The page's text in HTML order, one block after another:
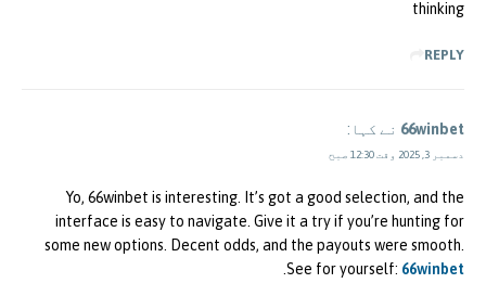
thinking
REPLY
66winbet نے کہا:
دسمبر 3, 2025 وقت 12:30 صبح
Yo, 66winbet is interesting. It’s got a good selection, and the
interface is easy to navigate. Give it a try if you’re hunting for
some new options. Decent odds, and the payouts were smooth.
See for yourself: 66winbet